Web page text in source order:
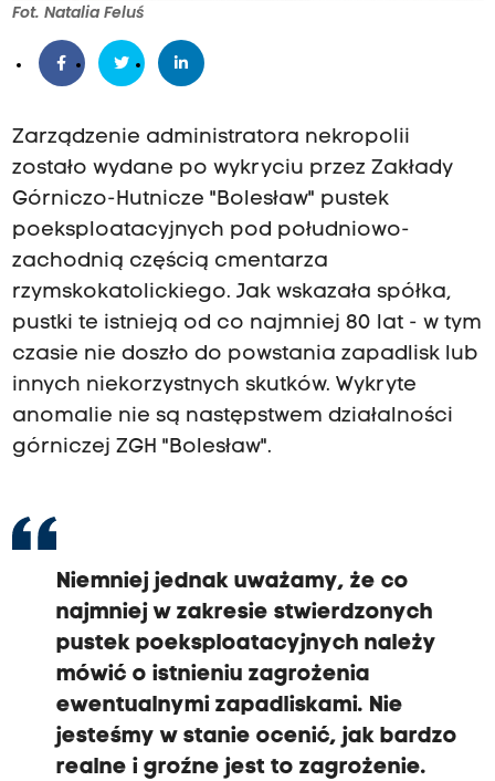
Fot. Natalia Feluś
Zarządzenie administratora nekropolii
zostało wydane po wykryciu przez Zakłady
Górniczo-Hutnicze "Bolesław" pustek
poeksploatacyjnych pod południowo-
zachodnią częścią cmentarza
rzymskokatolickiego. Jak wskazała spółka,
pustki te istnieją od co najmniej 80 lat - w tym
czasie nie doszło do powstania zapadlisk lub
innych niekorzystnych skutków. Wykryte
anomalie nie są następstwem działalności
górniczej ZGH "Bolesław".
Niemniej jednak uważamy, że co
najmniej w zakresie stwierdzonych
pustek poeksploatacyjnych należy
mówić o istnieniu zagrożenia
ewentualnymi zapadliskami. Nie
jesteśmy w stanie ocenić, jak bardzo
realne i groźne jest to zagrożenie.